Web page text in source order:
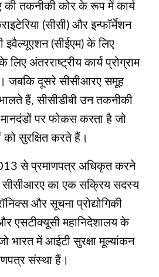
की तकनीकी कोर के रूप में कार्य
(सीसी) और इन्फॉर्मेशन
इवैल्यूएशन (सीईएम) के लिए
लिए अंतरराष्ट्रीय कार्य प्रोग्राम
जबकि दूसरे सीसीआरए समूह
हैं, सीसीडीबी उन तकनीकी
पर फोकस करता है जो
को सुरक्षित करते हैं।
से प्रमाणपत्र अधिकृत करने
सीसीआरए का एक सक्रिय सदस्य
और सूचना प्रोद्योगिकी
एसटीक्यूसी महानिदेशालय के
भारत में आईटी सुरक्षा मूल्यांकन
संस्था हैं।